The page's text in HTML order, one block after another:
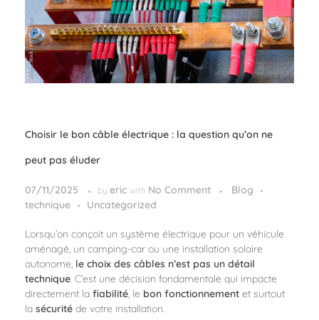
Choisir le bon câble électrique : la question qu’on ne
peut pas éluder
07/11/2025 by eric with No Comment
Blog
technique
Uncategorized
Lorsqu’on conçoit un système électrique pour un véhicule
aménagé, un camping-car ou une installation solaire
autonome, le choix des câbles n’est pas un détail
technique. C’est une décision fondamentale qui impacte
directement la fiabilité, le bon fonctionnement et surtout
la sécurité de votre installation.